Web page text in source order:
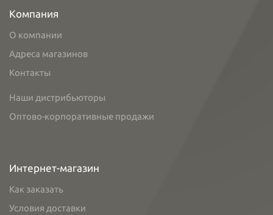
Компания
О компании
Адреса магазинов
Контакты
Наши дистрибьюторы
Оптово-корпоративные продажи
Интернет-магазин
Как заказать
Условия доставки